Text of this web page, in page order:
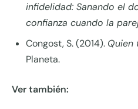
infidelidad: Sanando el
confianza cuando la
Congost, S. (2014). Quien
Planeta.
Ver también: